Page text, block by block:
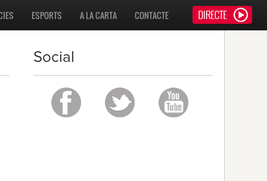
CONTACTE
A LA CARTA
ESPORTS
Social